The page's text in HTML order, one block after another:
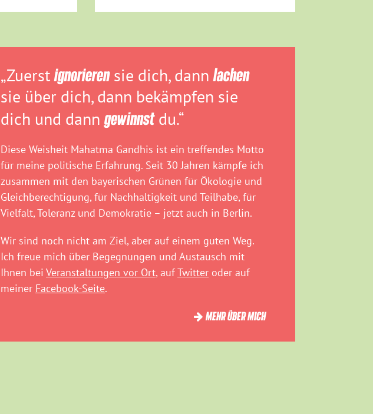
„Zuerstignorierensie dich, dannlachen
sie über dich, dann bekämpfen sie
dich und dann gewinnstdu.“
Diese Weisheit Mahatma Gandhis ist ein treffendes Motto
für meine politische Erfahrung. Seit 30 Jahren kämpfe ich
zusammen mit den bayerischen Grünen für Ökologie und
Gleichberechtigung, für Nachhaltigkeit und Teilhabe, für
Vielfalt, Toleranz und Demokratie – jetzt auch in Berlin.
Wir sind noch nicht am Ziel, aber auf einem guten Weg.
Ich freue mich über Begegnungen und Austausch mit
Ihnen bei Veranstaltungen vor Ort, aufTwitter oder auf
meiner Facebook-Seite.
MEHR ÜBER MICH